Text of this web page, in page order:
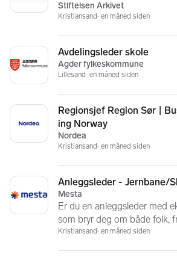
oldelig ekstremisme
Stiftelsen Arkivet
Kristiansand en måned siden
Avdelingsleder skole
Agder fylkeskommune
Lillesand en måned siden
Regionsjef Region Sør |
ing Norway
Nordea
Kristiansand en måned siden
Anleggsleder - Jernbane/
Mesta
Er du en anleggsleder med
som bryr deg om både folk,
resultater?
Kristiansand en måned siden